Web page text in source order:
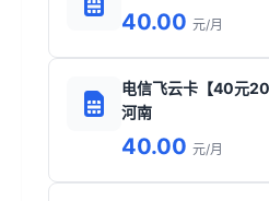
40.00 元/月
电信飞云卡【40元
河南
40.00 元/月